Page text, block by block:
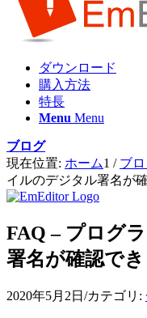
ダウンロード
購入方法
特長
Menu Menu
ブログ
現在位置: ホーム1 / ブ
イルのデジタル署名が
FAQ – プログ
署名が確認で
2020年5月2日 /カテゴリ: